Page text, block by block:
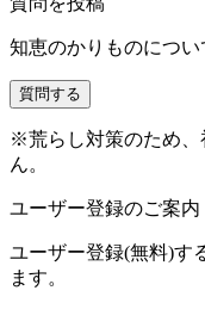
知恵のかりものについ
質問する
※荒らし対策のため、
ん。
ユーザー登録のご案内
ユーザー登録(無料)す
ます。